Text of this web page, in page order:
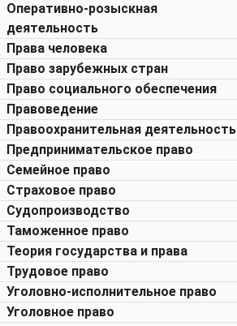
Оперативно-розыскная
деятельность
Права человека
Право зарубежных стран
Право социального обеспечения
Правоведение
Правоохранительная деятельность
Предпринимательское право
Семейное право
Страховое право
Судопроизводство
Таможенное право
Теория государства и права
Трудовое право
Уголовно-исполнительное право
Уголовное право